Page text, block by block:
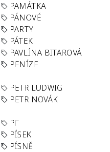
PAMÁTKA
PÁNOVÉ
PARTY
PÁTEK
PAVLÍNA BITAROVÁ
PENÍZE
PETR LUDWIG
PETR NOVÁK
PF
PÍSEK
PÍSNĚ